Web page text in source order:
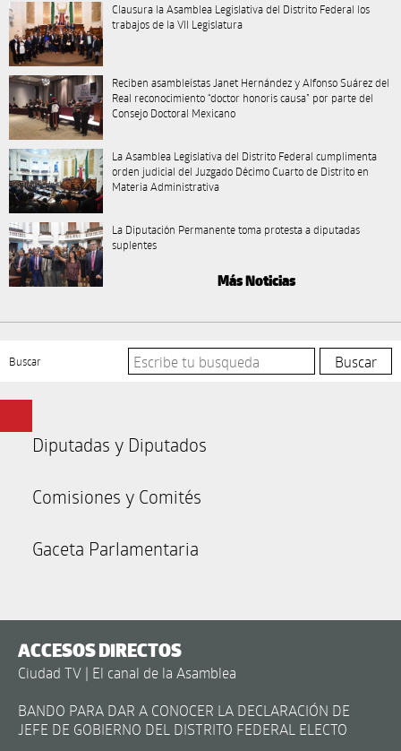
Clausura la Asamblea Legislativa del Distrito Federal los
trabajos de la VII Legislatura
Reciben asambleístas Janet Hernández y Alfonso Suárez del
Real reconocimiento “doctor honoris causa” por parte del
Consejo Doctoral Mexicano
La Asamblea Legislativa del Distrito Federal cumplimenta
orden judicial del Juzgado Décimo Cuarto de Distrito en
Materia Administrativa
La Diputación Permanente toma protesta a diputadas
suplentes
Más Noticias
Buscar
Diputadas y Diputados
Comisiones y Comités
Gaceta Parlamentaria
ACCESOS DIRECTOS
Ciudad TV | El canal de la Asamblea
BANDO PARA DAR A CONOCER LA DECLARACIÓN DE
JEFE DE GOBIERNO DEL DISTRITO FEDERAL ELECTO